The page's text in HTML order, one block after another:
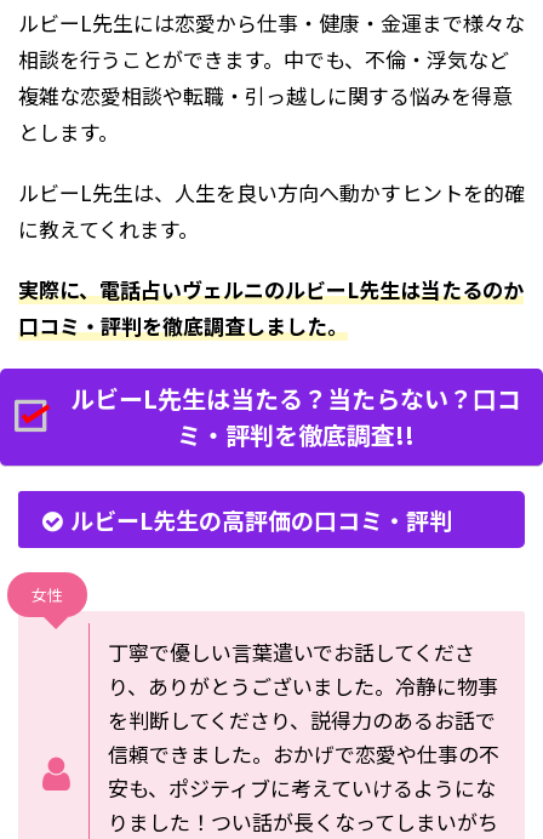
ルビーL先生には恋愛から仕事・健康・金運まで様々な
相談を行うことができます。 中でも、不倫・浮気など
複雑な恋愛相談や転職・引っ越しに関する悩みを得意
とします。
ルビーL先生は、人生を良い方向へ動かすヒントを的確
に教えてくれます。
実際に、電話占いヴェルニのルビーL先生は当たるのか
口コミ・評判を徹底調査しました。
ルビーL先生は当たる？当たらない？口コ
ミ・評判を徹底調査!!
ルビーL先生の高評価の口コミ・評判
女性
丁寧で優しい言葉遣いでお話してくださ
り、ありがとうございました。冷静に物事
を判断してくださり、説得力のあるお話で
信頼できました。おかげで恋愛や仕事の不
安も、ポジティブに考えていけるようにな
りました！つい話が長くなってしまいがち